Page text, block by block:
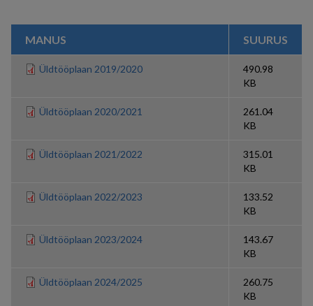
MANUS SUURUS
Üldtööplaan 2019/2020
490.98
KB
Üldtööplaan 2020/2021
261.04
KB
Üldtööplaan 2021/2022
315.01
KB
Üldtööplaan 2022/2023
133.52
KB
Üldtööplaan 2023/2024
143.67
KB
Üldtööplaan 2024/2025
260.75
KB